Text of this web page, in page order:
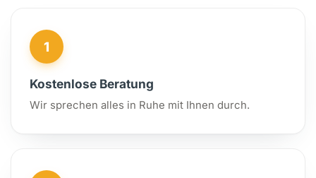
1
Kostenlose Beratung
Wir sprechen alles in Ruhe mit Ihnen durch.